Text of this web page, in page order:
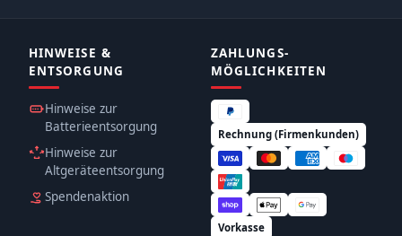
HINWEISE &
ENTSORGUNG
Hinweise zur
Batterieentsorgung
Hinweise zur
Altgeräteentsorgung
Spendenaktion
ZAHLUNGS­
MÖGLICHKEITEN
Rechnung (Firmenkunden)
Vorkasse